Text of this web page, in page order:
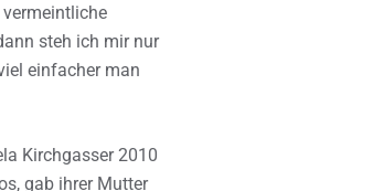
steh ich mir nur
einfacher man
Kirchgasser 2010
gab ihrer Mutter